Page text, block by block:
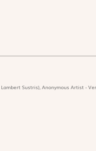
Sustris), Anonymous Artist -